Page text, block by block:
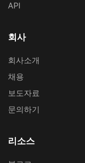
API
회사
회사소개
채용
보도자료
문의하기
리소스